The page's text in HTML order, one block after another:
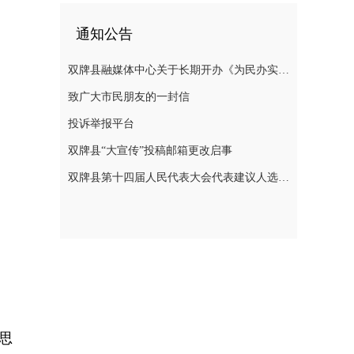
通知公告
双牌县融媒体中心关于长期开办《为民办实事》专栏的公告
致广大市民朋友的一封信
投诉举报平台
双牌县“大宣传”投稿邮箱更改启事
双牌县第十四届人民代表大会代表建议人选公示